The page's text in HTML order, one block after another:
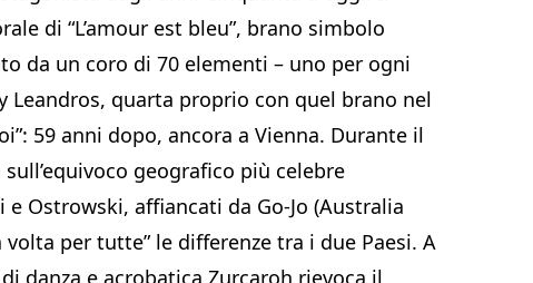
di “L’amour est bleu”, brano simbolo
da un coro di 70 elementi – uno per ogni
Leandros, quarta proprio con quel brano nel
59 anni dopo, ancora a Vienna. Durante il
geografico più celebre
Ostrowski, affiancati da Go-Jo (Australia
volta per tutte” le differenze tra i due Paesi. A